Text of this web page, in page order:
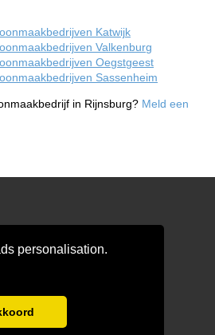
personalisation.
Katwijk
Valkenburg
Oegstgeest
Sassenheim
in Rijnsburg? Meld een